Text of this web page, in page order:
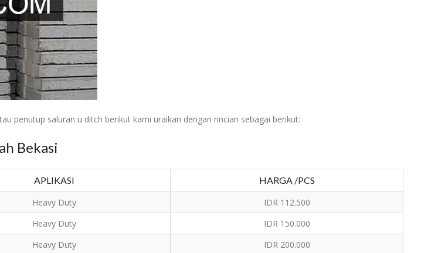
penutup saluran u ditch berikut kami uraikan dengan rincian sebagai berikut:
Bekasi
APLIKASI
HARGA /PCS
Heavy Duty
IDR 112.500
Heavy Duty
IDR 150.000
Heavy Duty
IDR 200.000